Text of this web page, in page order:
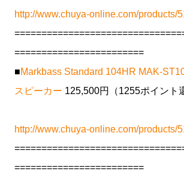
http://www.chuya-online.com/products/
========================
■Markbass Standard 104HR MAK-
スピーカー 125,500円（1255ポイント
http://www.chuya-online.com/products/
========================